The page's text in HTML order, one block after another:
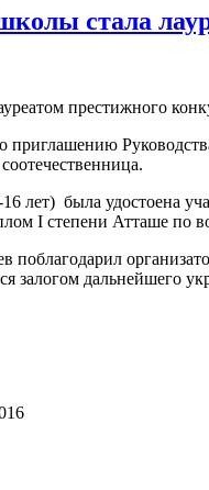
стала
лет) была удостоена
I cтепени Атташе по
залогом дальнейшего